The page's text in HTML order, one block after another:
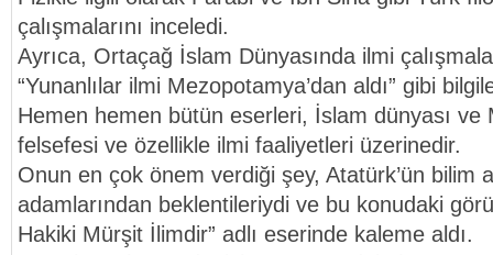
çalışmalarını inceledi.
Ayrıca, Ortaçağ İslam Dünyasında ilmi
“Yunanlılar ilmi Mezopotamya’dan aldı” gibi
Hemen hemen bütün eserleri, İslam dünyası ve
felsefesi ve özellikle ilmi faaliyetleri üzerinedir.
Onun en çok önem verdiği şey, Atatürk’ün bilim
adamlarından beklentileriydi ve bu konudaki
Hakiki Mürşit İlimdir” adlı eserinde kaleme aldı.